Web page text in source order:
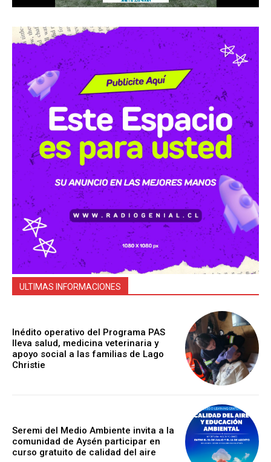
ULTIMAS INFORMACIONES
Inédito operativo del Programa PAS
lleva salud, medicina veterinaria y
apoyo social a las familias de Lago
Christie
Seremi del Medio Ambiente invita a la
comunidad de Aysén participar en
curso gratuito de calidad del aire